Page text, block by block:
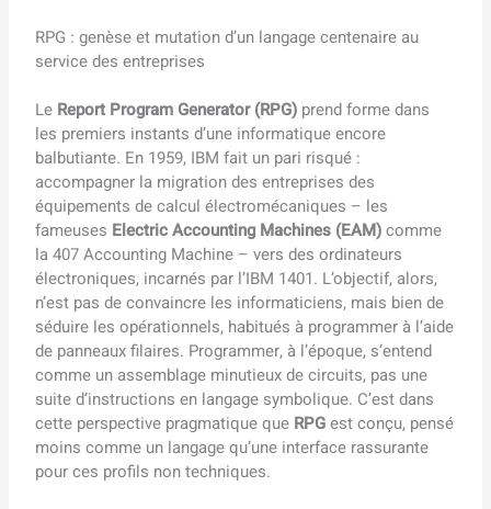
RPG : genèse et mutation d’un langage centenaire au
service des entreprises
Le Report Program Generator (RPG) prend forme dans
les premiers instants d’une informatique encore
balbutiante. En 1959, IBM fait un pari risqué :
accompagner la migration des entreprises des
équipements de calcul électromécaniques – les
fameuses Electric Accounting Machines (EAM)comme
la 407 Accounting Machine – vers des ordinateurs
électroniques, incarnés par l’IBM 1401. L’objectif, alors,
n’est pas de convaincre les informaticiens, mais bien de
séduire les opérationnels, habitués à programmer à l’aide
de panneaux filaires. Programmer, à l’époque, s’entend
comme un assemblage minutieux de circuits, pas une
suite d’instructions en langage symbolique. C’est dans
cette perspective pragmatique que RPGest conçu, pensé
moins comme un langage qu’une interface rassurante
pour ces profils non techniques.